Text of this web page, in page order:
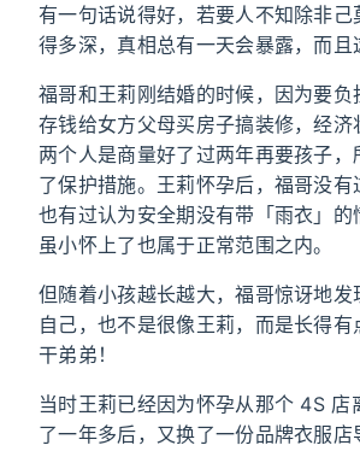
有一句话说得好，若要人不知除非己
得多深，真相总有一天会暴露，而且
福哥和王莉刚结婚的时候，因为要负
存钱给女方父母买房子搞装修，经济
两个人是商量好了过两年再要孩子
了保护措施。王莉怀孕后，福哥没
也有过认为安全期没有带「雨衣」的
虽小怀上了也属于正常范围之内。
但随着小孩越长越大，福哥惊讶地发
自己，也不是很像王莉，而是长得
干弟弟！
当时王莉已经因为怀孕从那个 4S 店
了一年多后，又换了一份品牌衣服店